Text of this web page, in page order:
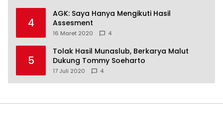
4
AGK: Saya Hanya Mengikuti Hasil
Assesment
16 Maret 2020 4
5
Tolak Hasil Munaslub, Berkarya Malut
Dukung Tommy Soeharto
17 Juli 2020 4